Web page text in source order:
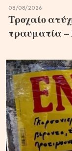
08/08/2026
Τροχαίο
τραυματία –